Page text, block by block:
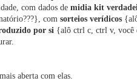
com dados de midia kit
com sorteios verídicos
por si {alô ctrl c, ctrl v, você
aberta com elas.